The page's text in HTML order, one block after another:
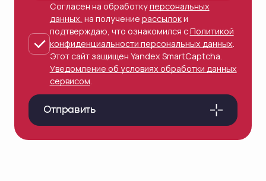
Отправить
Согласен на обработкуперсональных
данных, на получение рассылоки
подтверждаю, что ознакомился сПолитикой
конфиденциальности персональных данных.
Этот сайт защищен Yandex SmartCaptcha.
Уведомление об условиях обработки данных
сервисом.